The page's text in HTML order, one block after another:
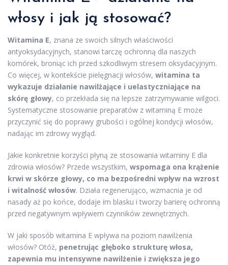
włosy i jak ją stosować?
Witamina E, znana ze swoich silnych właściwości
antyoksydacyjnych, stanowi tarczę ochronną dla naszych
komórek, broniąc ich przed szkodliwym stresem oksydacyjnym.
Co więcej, w kontekście pielęgnacji włosów, witamina ta
wykazuje działanie nawilżające i uelastyczniające na
skórę głowy, co przekłada się na lepsze zatrzymywanie wilgoci.
Systematyczne stosowanie preparatów z witaminą E może
przyczynić się do poprawy grubości i ogólnej kondycji włosów,
nadając im zdrowy wygląd.
Jakie konkretnie korzyści płyną ze stosowania witaminy E dla
zdrowia włosów? Przede wszystkim, wspomaga ona krążenie
krwi w skórze głowy, co ma bezpośredni wpływ na wzrost
i witalność włosów. Działa regenerująco, wzmacnia je od
nasady aż po końce, dodaje im blasku i tworzy barierę ochronną
przed negatywnym wpływem czynników zewnętrznych.
W jaki sposób witamina E wpływa na poziom nawilżenia
włosów? Otóż, penetrując głęboko strukturę włosa,
zapewnia mu intensywne nawilżenie i zwiększa jego